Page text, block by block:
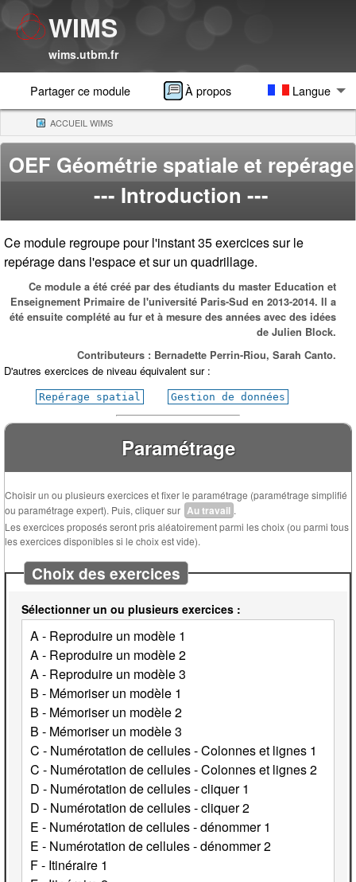
WIMS
wims.utbm.fr
Partager ce module À propos Langue
ACCUEIL WIMS(CURRENT)
OEF Géométrie spatiale et repérage
--- Introduction ---
Ce module regroupe pour l'instant 35 exercices sur le
repérage dans l'espace et sur un quadrillage.
Ce module a été créé par des étudiants du master Education et
Enseignement Primaire de l'université Paris-Sud en 2013-2014. Il a
été ensuite complété au fur et à mesure des années avec des idées
de Julien Block.
Contributeurs : Bernadette Perrin-Riou, Sarah Canto.
D'autres exercices de niveau équivalent sur :
Repérage spatial Gestion de données
Paramétrage
Choisir un ou plusieurs exercices et fixer le paramétrage (paramétrage simplifié
ou paramétrage expert). Puis, cliquer sur Au travail .
Les exercices proposés seront pris aléatoirement parmi les choix (ou parmi tous
les exercices disponibles si le choix est vide).
Choix des exercices
Sélectionner un ou plusieurs exercices :